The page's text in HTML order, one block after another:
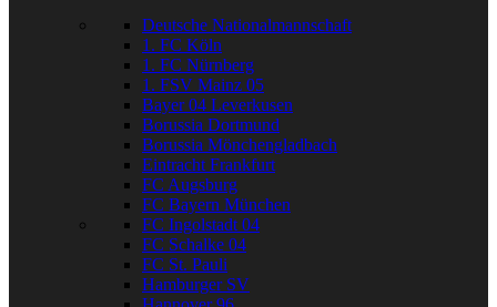
Deutsche Nationalmannschaft
1. FC Köln
1. FC Nürnberg
1. FSV Mainz 05
Bayer 04 Leverkusen
Borussia Dortmund
Borussia Mönchengladbach
Eintracht Frankfurt
FC Augsburg
FC Bayern München
FC Ingolstadt 04
FC Schalke 04
FC St. Pauli
Hamburger SV